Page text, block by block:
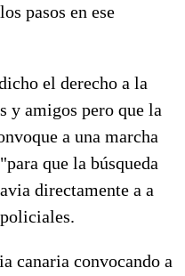
pasos en ese
el derecho a la
y amigos pero que la
a una marcha
que la búsqueda
directamente a a
canaria convocando a